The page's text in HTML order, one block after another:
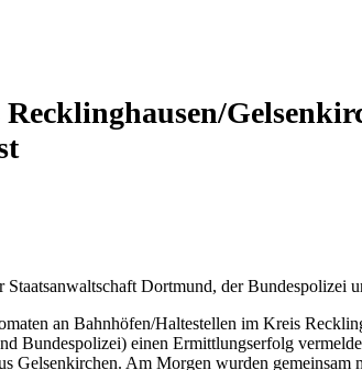
Staatsanwaltschaft Dortmund, der Bundespolizei
an Bahnhöfen/Haltestellen im Kreis
Bundespolizei) einen Ermittlungserfolg
Gelsenkirchen. Am Morgen wurden